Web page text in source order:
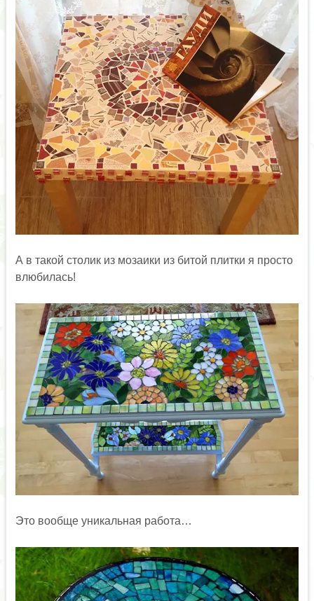
А в такой столик из мозаики из битой плитки я просто
влюбилась!
Это вообще уникальная работа…